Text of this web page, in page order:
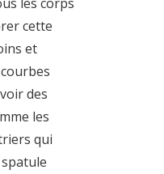
cette
et
des
les
qui